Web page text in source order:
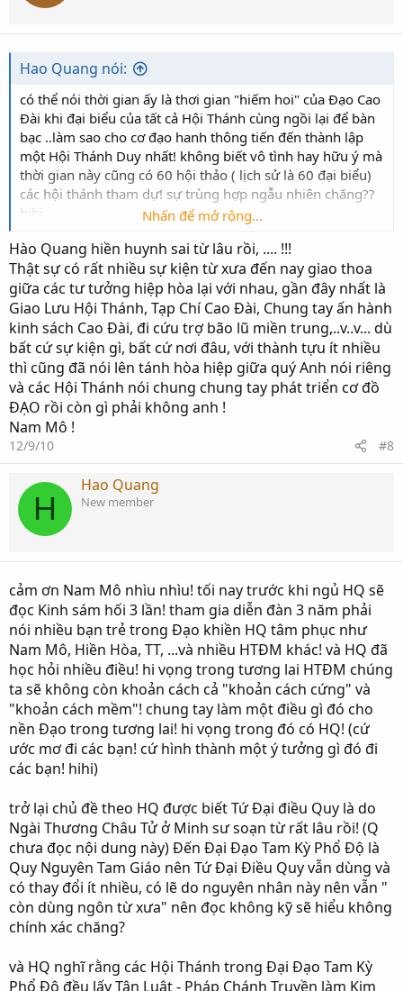
Hao Quang nói:
có thể nói thời gian ấy là thơi gian "hiếm hoi" của Đạo Cao
Đài khi đại biểu của tất cả Hội Thánh cùng ngồi lại để bàn
bạc ..làm sao cho cơ đạo hanh thông tiến đến thành lập
một Hội Thánh Duy nhất! không biết vô tình hay hữu ý mà
thời gian này cũng có 60 hội thảo ( lịch sử là 60 đại biểu)
các hội thánh tham dự! sự trùng hợp ngẫu nhiên chăng??
hihi
HQ cứ tưởng rằng những vị tiền bối ngày nay chỉ tập
trung lo tu học tại Hội Thánh hay thánh thất mình mà
không có những động tỉnh gì cho nền đạo tương lai! đến
lúc này có lẽ HQ đã sai!
Nhấn để mở rộng...
Hào Quang hiền huynh sai từ lâu rồi, .... !!!
Thật sự có rất nhiều sự kiện từ xưa đến nay giao thoa
giữa các tư tưởng hiệp hòa lại với nhau, gần đây nhất là
Giao Lưu Hội Thánh, Tạp Chí Cao Đài, Chung tay ấn hành
kinh sách Cao Đài, đi cứu trợ bão lũ miền trung,..v..v... dù
bất cứ sự kiện gì, bất cứ nơi đâu, với thành tựu ít nhiều
thì cũng đã nói lên tánh hòa hiệp giữa quý Anh nói riêng
và các Hội Thánh nói chung chung tay phát triển cơ đồ
ĐẠO rồi còn gì phải không anh !
Nam Mô !
12/9/10 #8
H
Hao Quang
New member
cảm ơn Nam Mô nhìu nhìu! tối nay trước khi ngủ HQ sẽ
đọc Kinh sám hối 3 lần! tham gia diễn đàn 3 năm phải
nói nhiều bạn trẻ trong Đạo khiền HQ tâm phục như
Nam Mô, Hiền Hòa, TT, ...và nhiều HTĐM khác! và HQ đã
học hỏi nhiều điều! hi vọng trong tương lai HTĐM chúng
ta sẽ không còn khoản cách cả "khoản cách cứng" và
"khoản cách mềm"! chung tay làm một điều gì đó cho
nền Đạo trong tương lai! hi vọng trong đó có HQ! (cứ
ước mơ đi các bạn! cứ hình thành một ý tưởng gì đó đi
các bạn! hihi)
trở lại chủ đề theo HQ được biết Tứ Đại điều Quy là do
Ngài Thương Châu Tử ở Minh sư soạn từ rất lâu rồi! (Q
chưa đọc nội dung này) Đến Đại Đạo Tam Kỳ Phổ Độ là
Quy Nguyên Tam Giáo nên Tứ Đại Điều Quy vẫn dùng và
có thay đổi ít nhiều, có lẽ do nguyên nhân này nên vẫn "
còn dùng ngôn từ xưa" nên đọc không kỹ sẽ hiểu không
chính xác chăng?
và HQ nghĩ rằng các Hội Thánh trong Đại Đạo Tam Kỳ
Phổ Độ đều lấy Tân Luật - Pháp Chánh Truyền làm Kim